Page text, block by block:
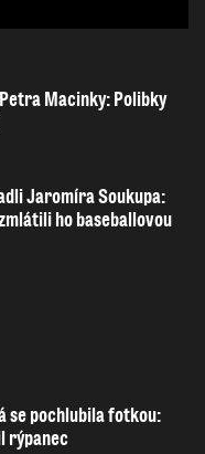
Macinky: Polibky
Jaromíra Soukupa:
ho baseballovou
se pochlubila fotkou:
rýpanec